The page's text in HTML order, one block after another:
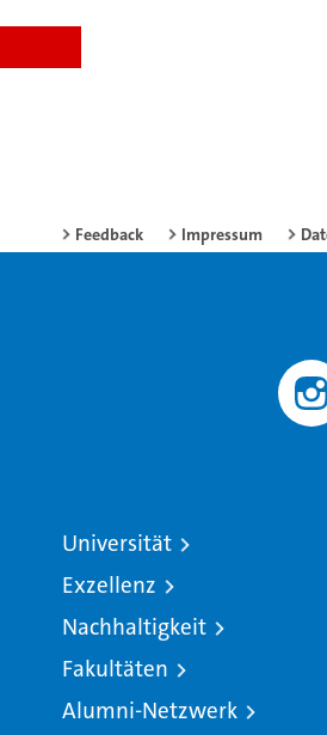
Feedback Impressum
Universität
Exzellenz
Nachhaltigkeit
Fakultäten
Alumni-Netzwerk